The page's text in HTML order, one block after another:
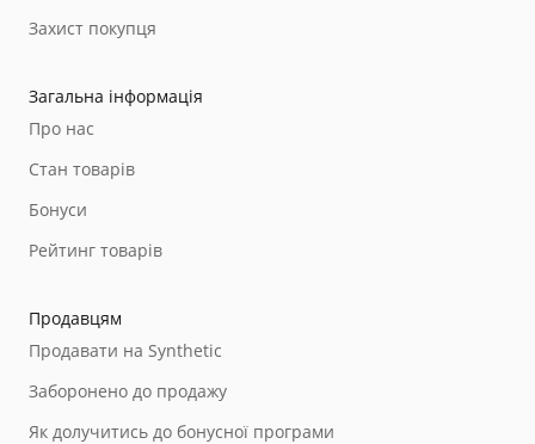
Захист покупця
Загальна інформація
Про нас
Стан товарів
Бонуси
Рейтинг товарів
Продавцям
Продавати на Synthetic
Заборонено до продажу
Як долучитись до бонусної програми